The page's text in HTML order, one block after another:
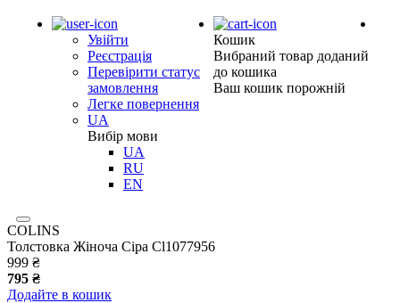
Увійти
Реєстрація
Перевірити статус
замовлення
Легке повернення
UA
Вибір мови
UA
RU
EN
Кошик
Вибраний товар доданий
до кошика
Ваш кошик порожній
COLINS
Толстовка Жіноча Сіра Cl1077956
999 ₴
795 ₴
Додайте в кошик